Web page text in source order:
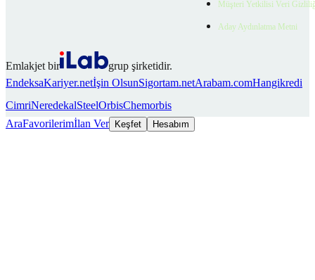
Müşteri Yetkilisi Veri
Aday Aydınlatma Metni
Emlakjet bir
grup şirketidir.
EndeksaKariyer.netİşin OlsunSigortam.netArabam.comHangikredi
CimriNeredekalSteelOrbisChemorbis
AraFavorilerimİlan Ver Keşfet Hesabım